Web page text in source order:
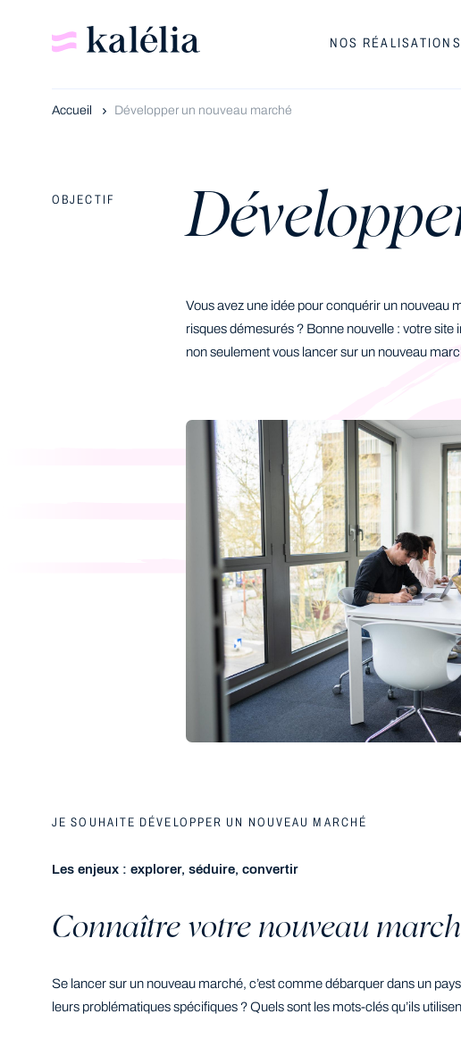
NOS RÉALISATIONS
Accueil Développer un nouveau marché
OBJECTIF
Vous avez une idée pour conquérir un nouveau
risques démesurés ? Bonne nouvelle : votre
non seulement vous lancer sur un nouveau
JE SOUHAITE DÉVELOPPER UN NOUVEAU MARCHÉ
Les enjeux : explorer, séduire, convertir
Connaître votre nouveau
Se lancer sur un nouveau marché, c’est comme débarquer dans un
leurs problématiques spécifiques ? Quels sont les mots-clés qu’ils